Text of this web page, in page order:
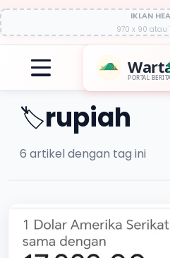
IKLAN
970 x 90 atau
PORTAL
🏷️rupiah
6 artikel dengan tag ini